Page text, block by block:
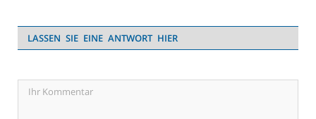
LASSEN SIE EINE ANTWORT HIER